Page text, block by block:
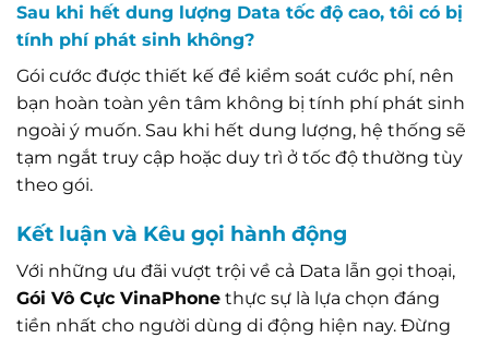
Sau khi hết dung lượng Data tốc độ cao, tôi có bị
tính phí phát sinh không?
Gói cước được thiết kế để kiểm soát cước phí, nên
bạn hoàn toàn yên tâm không bị tính phí phát sinh
ngoài ý muốn. Sau khi hết dung lượng, hệ thống sẽ
tạm ngắt truy cập hoặc duy trì ở tốc độ thường tùy
theo gói.
Kết luận và Kêu gọi hành động
Với những ưu đãi vượt trội về cả Data lẫn gọi thoại,
Gói Vô Cực VinaPhone thực sự là lựa chọn đáng
tiền nhất cho người dùng di động hiện nay. Đừng